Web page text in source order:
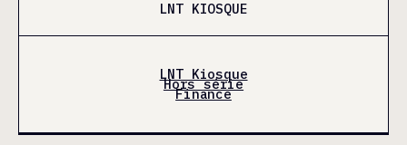
LNT KIOSQUE
LNT Kiosque
Hors série
Finance